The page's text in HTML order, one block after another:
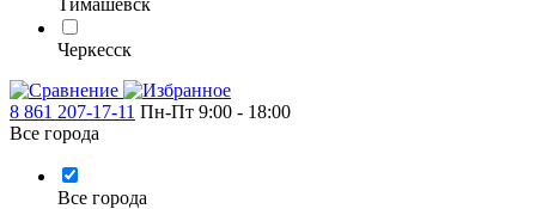
Тимашевск
Черкесск
8 861 207-17-11 Пн-Пт 9:00 - 18:00
Все города
Все города